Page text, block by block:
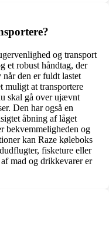
og transport
et robust håndtag, der
den er fuldt lastet
muligt at transportere
skal gå over ujævnt
Den har også en
åbning af låget
bekvemmeligheden og
kan Raze køleboks
fisketure eller
mad og drikkevarer er